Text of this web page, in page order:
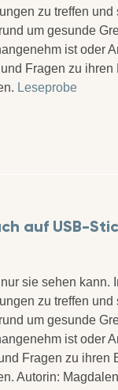
zu treffen
um gesunde
ist oder
Fragen zu ihren
Leseprobe
auf USB-
sie sehen kann.
zu treffen
um gesunde
ist oder
Fragen zu ihren
Autorin: